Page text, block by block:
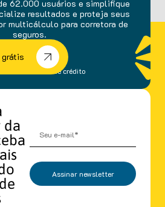
62.000 usuários e simplifique
resultados e proteja seus
multicálculo para corretora de
seguros.
grátis
e cartão de crédito
da
Assinar newsletter